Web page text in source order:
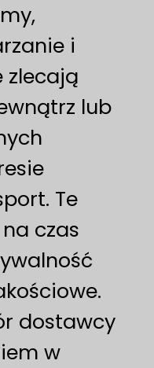
i
zlecają
lub
Te
czas
dostawcy
w